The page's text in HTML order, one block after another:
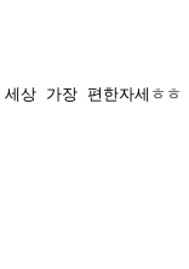
세상 가장 편한자세ㅎ